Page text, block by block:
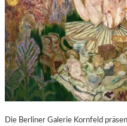
Die Berliner Galerie Kornfeld